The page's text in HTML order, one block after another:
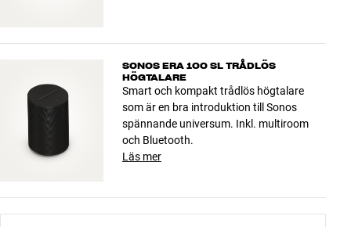
SONOS ERA 100 SL TRÅDLÖS
HÖGTALARE
Smart och kompakt trådlös högtalare
som är en bra introduktion till Sonos
spännande universum. Inkl. multiroom
och Bluetooth.
Läs mer